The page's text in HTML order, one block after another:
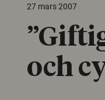
27 mars 2007
och